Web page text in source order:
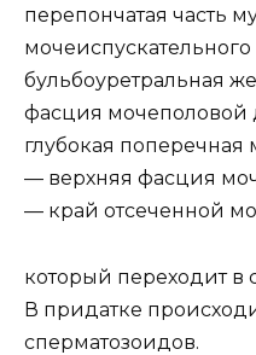
перепончатая часть
мочеиспускательного
бульбоуретральная
фасция мочеполовой
глубокая
— верхняя фасция
— край отсеченной
который переходит
В придатке
сперматозоидов.